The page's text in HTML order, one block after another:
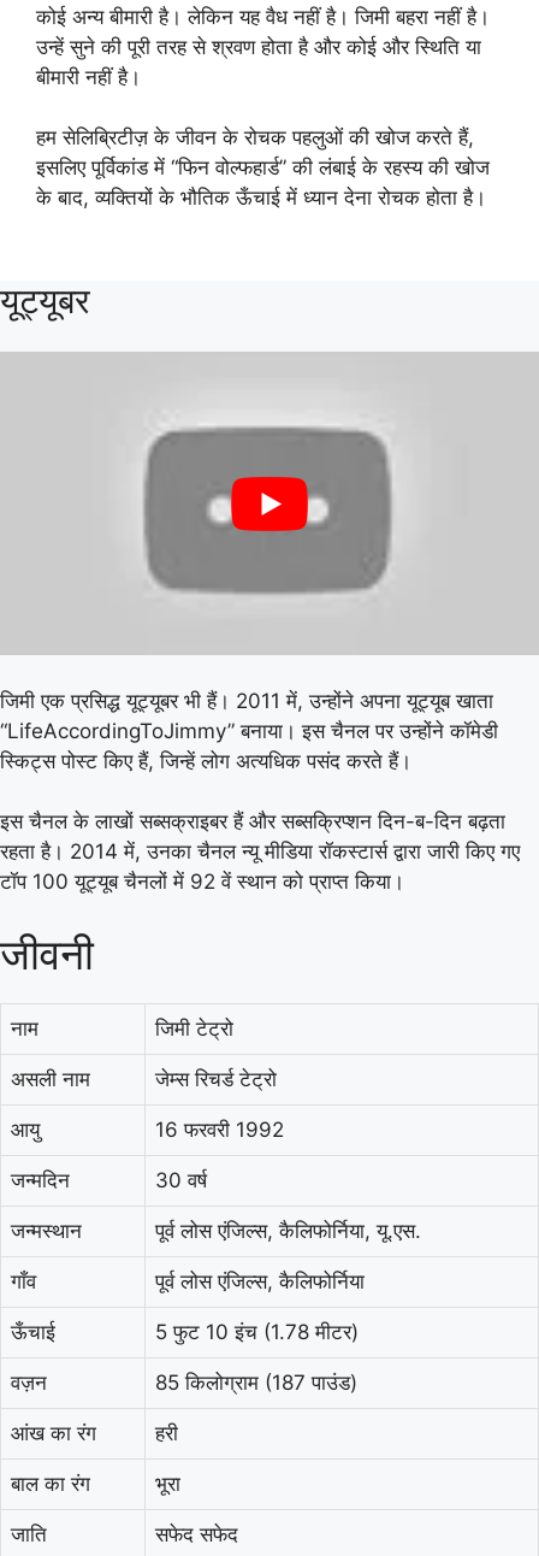
कोई अन्य बीमारी है। लेकिन यह वैध नहीं है। जिमी बहरा नहीं है।
उन्हें सुने की पूरी तरह से श्रवण होता है और कोई और स्थिति या
बीमारी नहीं है।
हम सेलिब्रिटीज़ के जीवन के रोचक पहलुओं की खोज करते हैं,
इसलिए पूर्विकांड में “फिन वोल्फहार्ड” की लंबाई के रहस्य की खोज
के बाद, व्यक्तियों के भौतिक ऊँचाई में ध्यान देना रोचक होता है।
यूट्यूबर
जिमी एक प्रसिद्ध यूट्यूबर भी हैं। 2011 में, उन्होंने अपना यूट्यूब खाता
“LifeAccordingToJimmy” बनाया। इस चैनल पर उन्होंने कॉमेडी
स्किट्स पोस्ट किए हैं, जिन्हें लोग अत्यधिक पसंद करते हैं।
इस चैनल के लाखों सब्सक्राइबर हैं और सब्सक्रिप्शन दिन-ब-दिन बढ़ता
रहता है। 2014 में, उनका चैनल न्यू मीडिया रॉकस्टार्स द्वारा जारी किए गए
टॉप 100 यूट्यूब चैनलों में 92 वें स्थान को प्राप्त किया।
जीवनी
नाम जिमी टेट्रो
असली नाम जेम्स रिचर्ड टेट्रो
आयु 16 फरवरी 1992
जन्मदिन 30 वर्ष
जन्मस्थान पूर्व लोस एंजिल्स, कैलिफोर्निया, यू.एस.
गाँव पूर्व लोस एंजिल्स, कैलिफोर्निया
ऊँचाई 5 फुट 10 इंच (1.78 मीटर)
वज़न 85 किलोग्राम (187 पाउंड)
आंख का रंग हरी
बाल का रंग भूरा
जाति सफेद सफेद